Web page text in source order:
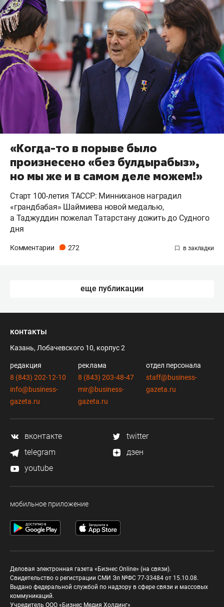
«Когда-то в порыве было
произнесено «без булдырабыз»,
но мы же и в самом деле можем!»
Старт 100-летия ТАССР: Минниханов наградил
«грандбабая» Шаймиева новой медалью,
а Таджуддин пожелал Татарстану дожить до Судного
дня
Комментарии 272
еще публикации
контакты
Казань, Лобачевского 10, корпус 2
редакция
8 (843) 202-12-10
info@business-
gazeta.ru
реклама
8 (843) 203-48-47
mir@business-
gazeta.ru
отдел персонала
staff@business-
gazeta.ru
вконтакте
twitter
telegram
дзен
youtube
мобильное приложение
Деловая электронная газета «Бизнес Online» (на связи).
Свидетельство о регистрации СМИ Эл №ФС 77-33484 от 15.10.08.
Выдано федеральной службой по надзору в сфере связи и массовых
коммуникаций.
Учредитель ООО «Бизнес Медия Холдинг»